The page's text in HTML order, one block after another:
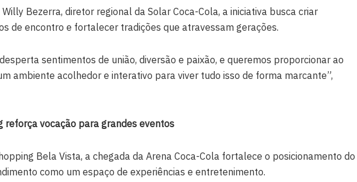
Willy Bezerra, diretor regional da Solar Coca-Cola, a iniciativa busca criar
de encontro e fortalecer tradições que atravessam gerações.
sentimentos de união, diversão e paixão, e queremos proporcionar ao
ambiente acolhedor e interativo para viver tudo isso de forma marcante”,
reforça vocação para grandes eventos
Bela Vista, a chegada da Arena Coca-Cola fortalece o posicionamento do
como um espaço de experiências e entretenimento.